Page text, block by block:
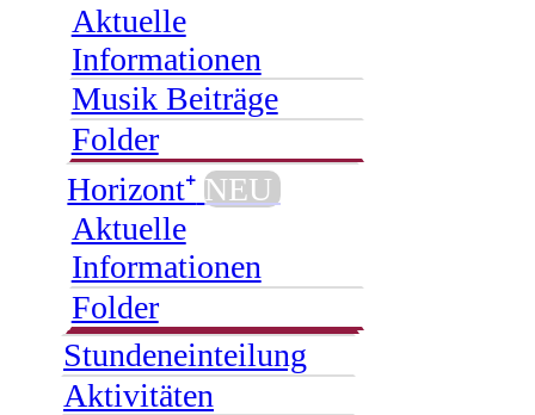
Aktuelle
Informationen
Musik Beiträge
Folder
Horizont⁺ NEU
Aktuelle
Informationen
Folder
Stundeneinteilung
Aktivitäten